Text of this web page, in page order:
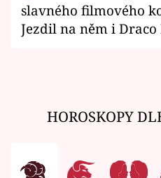
slavného filmového
Jezdil na něm i
HOROSKOPY